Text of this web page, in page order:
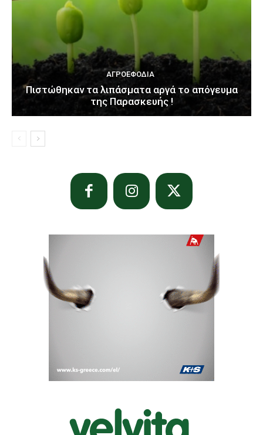
ΑΓΡΟΕΦΌΔΙΑ
Πιστώθηκαν τα λιπάσματα αργά το απόγευμα
της Παρασκευής !